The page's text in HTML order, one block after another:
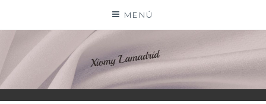
contenido
MENÚ
XIOMY LAMADRID